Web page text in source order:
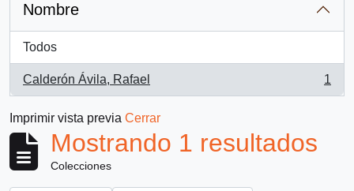
Nombre
Todos
Calderón Ávila, Rafael
, 1 resultados
1
Imprimir vista previa Cerrar
Mostrando 1 resultados
Colecciones